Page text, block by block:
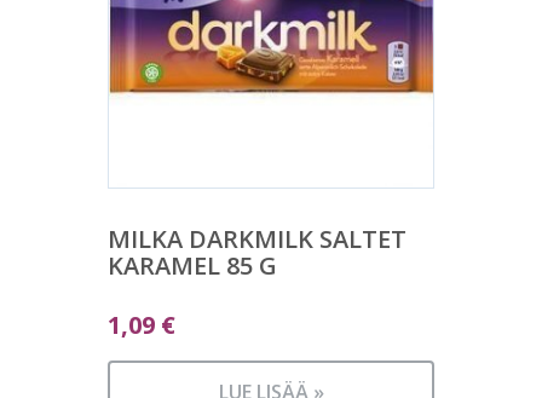
MILKA DARKMILK SALTET
KARAMEL 85 G
1,09 €
LUE LISÄÄ »